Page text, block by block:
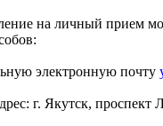
на личный прием
электронную почту
г. Якутск, проспект